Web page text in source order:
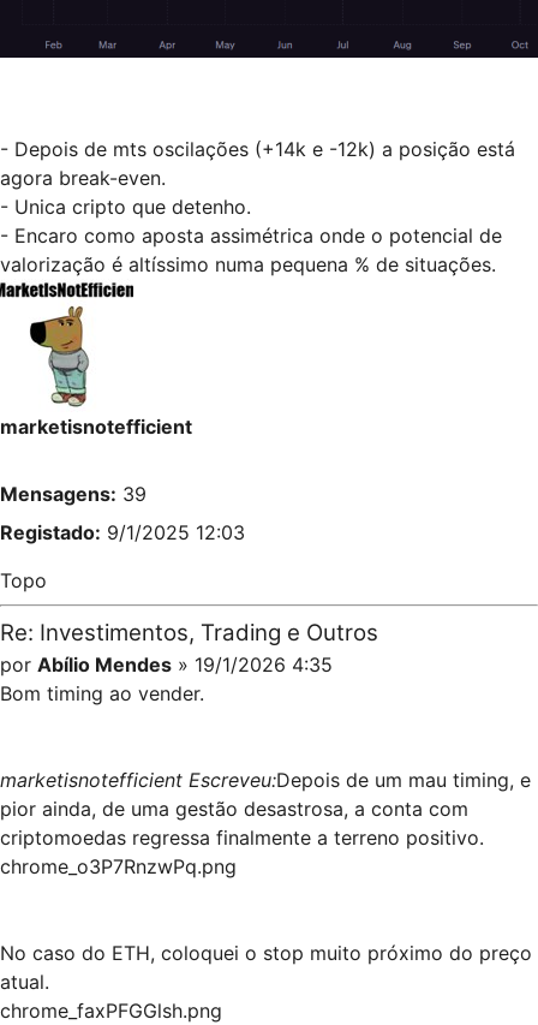
- Depois de mts oscilações (+14k e -12k) a posição está
agora break-even.
- Unica cripto que detenho.
- Encaro como aposta assimétrica onde o potencial de
valorização é altíssimo numa pequena % de situações.
marketisnotefficient
Mensagens: 39
Registado: 9/1/2025 12:03
Topo
Re: Investimentos, Trading e Outros
por Abílio Mendes » 19/1/2026 4:35
Bom timing ao vender.
marketisnotefficient Escreveu:Depois de um mau timing, e
pior ainda, de uma gestão desastrosa, a conta com
criptomoedas regressa finalmente a terreno positivo.
chrome_o3P7RnzwPq.png
No caso do ETH, coloquei o stop muito próximo do preço
atual.
chrome_faxPFGGlsh.png